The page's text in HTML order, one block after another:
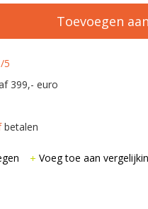
Toevoegen
5
399,- euro
betalen
Voeg toe aan